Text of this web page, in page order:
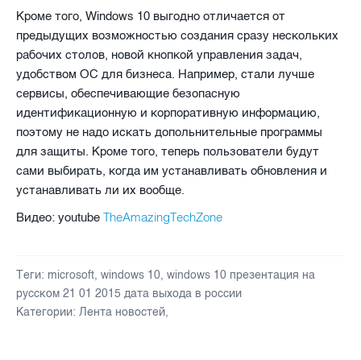
Кроме того, Windows 10 выгодно отличается от
предыдущих возможностью создания сразу нескольких
рабочих столов, новой кнопкой управления задач,
удобством ОС для бизнеса. Например, стали лучше
сервисы, обеспечивающие безопасную
идентификационную и корпоративную информацию,
поэтому не надо искать допольнительные программы
для защиты. Кроме того, теперь пользователи будут
сами выбирать, когда им устанавливать обновления и
устанавливать ли их вообще.
Видео: youtube TheAmazingTechZone
Теги: microsoft, windows 10, windows 10 презентация на
русском 21 01 2015 дата выхода в россии
Категории: Лента новостей,